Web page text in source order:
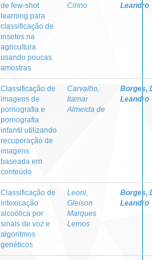
de few-shot
learning para
classificação de
insetos na
agricultura
usando poucas
amostras
Cirino
Leandro
Classificação de
imagens de
pornografia e
pornografia
infantil utilizando
recuperação de
imagens
baseada em
conteúdo
Carvalho,
Itamar
Almeida de
Borges,
Leandro
Classificação de
intoxicação
alcoólica por
sinais de voz e
algoritmos
genéticos
Leoni,
Gleison
Marques
Lemos
Borges,
Leandro